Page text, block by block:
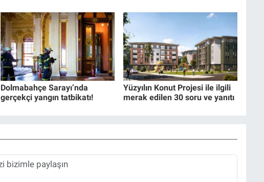
Dolmabahçe Sarayı’nda
gerçekçi yangın tatbikatı!
Yüzyılın Konut Projesi ile ilgili
merak edilen 30 soru ve yanıtı